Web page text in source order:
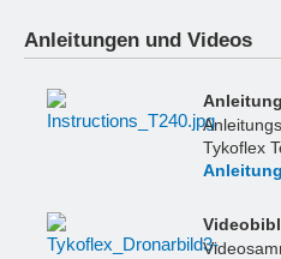
Anleitungen und Videos
Tykoflex